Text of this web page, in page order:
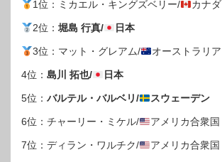
1位：ミカエル・キングズベリー/ カナダ
2位： 堀島 行真/ 日本
3位：マット・グレアム/ オーストラリア
4位： 島川 拓也/ 日本
5位： バルテル・バルベリ/ スウェーデン
6位：チャーリー・ミケル/ アメリカ合衆国
7位：ディラン・ワルチク/ アメリカ合衆国